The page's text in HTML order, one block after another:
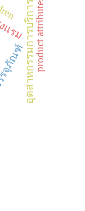
ณฑ์อุตสาหกรรมการบริการ
รม product attributes